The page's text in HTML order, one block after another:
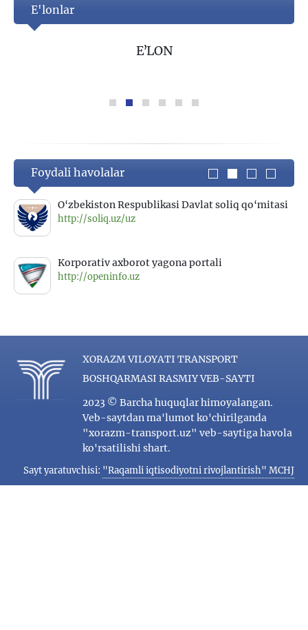
E'lonlar
Foydali havolalar
O‘zbekiston Respublikasi Qonun hujjatlari
ma’lumotlari miliiy bazasi
O‘zbekiston Respublikasi Davlat Statistika
Qo‘mitasi
XORAZM VILOYATI TRANSPORT
BOSHQARMASI RASMIY VEB-SAYTI
2023 © Barcha huquqlar himoyalangan.
Veb-saytdan ma'lumot ko'chirilganda
"xorazm-transport.uz" veb-saytiga havola
ko'rsatilishi shart.
Sayt yaratuvchisi: "Raqamli iqtisodiyotni rivojlantirish" MCHJ